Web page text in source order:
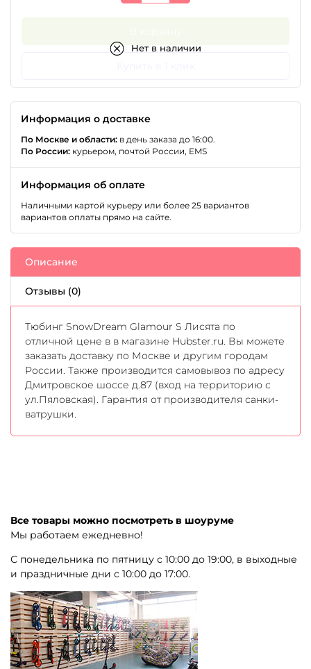
Нет в наличии
Информация о доставке
По Москве и области: в день заказа до 16:00.
По России: курьером, почтой России, EMS
Информация об оплате
Наличными картой курьеру или более 25 вариантов
вариантов оплаты прямо на сайте.
Описание
Отзывы (0)
Тюбинг SnowDream Glamour S Лисята по
отличной цене в в магазине Hubster.ru. Вы можете
заказать доставку по Москве и другим городам
России. Также производится самовывоз по адресу
Дмитровское шоссе д.87 (вход на территорию с
ул.Пяловская). Гарантия от производителя санки-
ватрушки.
Все товары можно посмотреть в шоуруме
Мы работаем ежедневно!
С понедельника по пятницу с 10:00 до 19:00, в выходные
и праздничные дни с 10:00 до 17:00.